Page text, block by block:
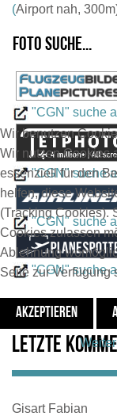
(Airport nah,
Foto suche...
"CGN" suche
"CGN" suche
"CGN" suche
"CGN" suche
Letzte
Gisart Fabian
Wir benutzen
Wir nutzen Cookies
essenziell für den
helfen, diese
(Tracking Cookies).
Cookies zulassen
Ablehnung
Seite zur Verfügung
AKZEPTIEREN